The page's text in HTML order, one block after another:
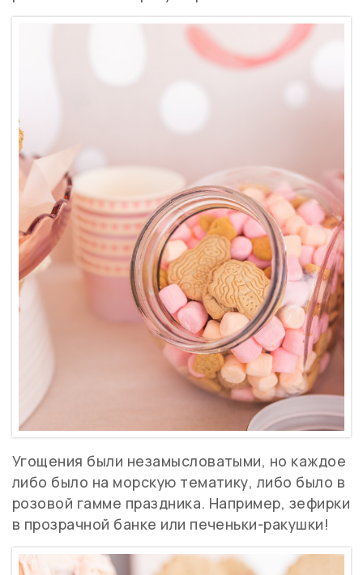
Угощения были незамысловатыми, но каждое
либо было на морскую тематику, либо было в
розовой гамме праздника. Например, зефирки
в прозрачной банке или печеньки-ракушки!